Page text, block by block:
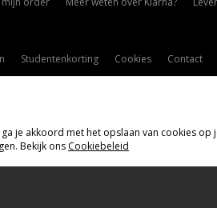
Studentenkorting Cookies Contact
Verzenden Naar
je akkoord met het opslaan van cookies
Bekijk ons Cookiebeleid